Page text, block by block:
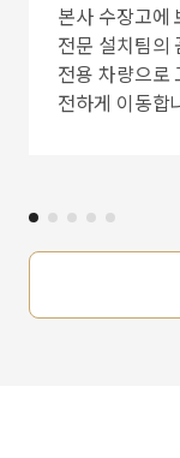
본사 수장고에
전문 설치팀의
전용 차량으로
전하게 이동합